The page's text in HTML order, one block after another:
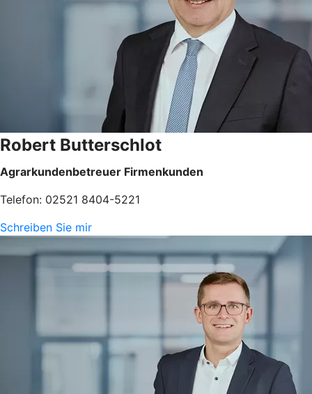
Robert Butterschlot
Agrarkundenbetreuer Firmenkunden
Telefon: 02521 8404-5221
Schreiben Sie mir